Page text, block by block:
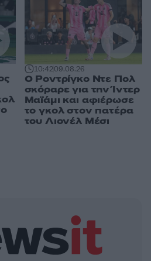
10:4209.08.26
Ο Ροντρίγκο Ντε Πολ
σκόραρε για την Ίντερ
Μαϊάμι και αφιέρωσε
το γκολ στον πατέρα
του Λιονέλ Μέσι